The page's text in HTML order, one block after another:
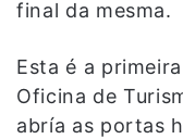
final da mesma.
Esta é a
Oficina de
abría as portas